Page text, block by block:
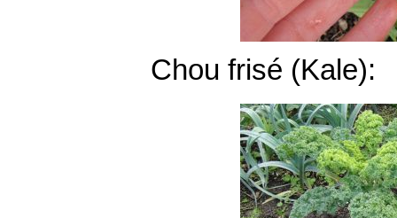
Chou frisé (Kale):